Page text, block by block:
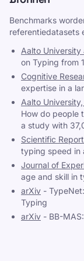
Benchmarks
referentiedatasets
Aalto
on Typing from
Cognitive
expertise in a
Aalto
How do people
a study with
Scientific
typing speed in
Journal of
age and skill in
arXiv -
Typing
arXiv - BB-